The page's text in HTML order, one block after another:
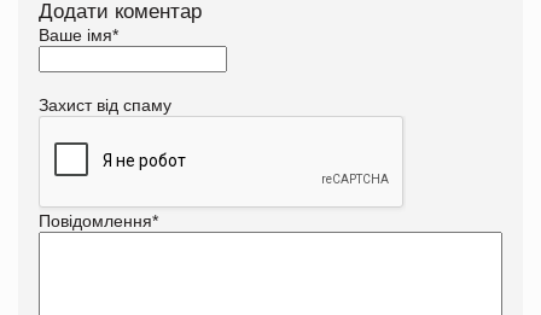
Додати коментар
Ваше імя*
Захист від спаму
Повідомлення*